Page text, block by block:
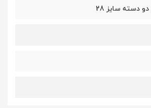
دسته سایز 28